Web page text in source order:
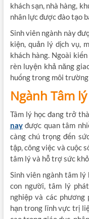
khách sạn, nhà hàng,
nhân lực được đào tạo
Sinh viên ngành này
kiện, quản lý dịch vụ,
khách hàng. Ngoài
rèn luyện khả năng
huống trong môi
Ngành Tâm
Tâm lý học đang trở
nay được quan tâm
càng chú trọng đến
tập, công việc và cuộc
tâm lý và hỗ trợ sức
Sinh viên ngành tâm
con người, tâm lý
nghiệp và các
hạn trong lĩnh vực trị